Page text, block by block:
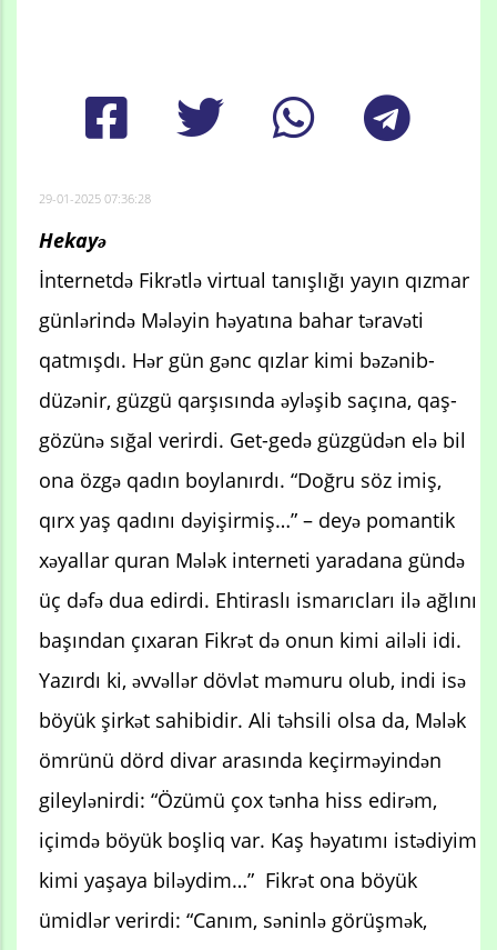
29-01-2025 07:36:28
Hekayə
İnternetdə Fikrətlə virtual tanışlığı yayın qızmar
günlərində Mələyin həyatına bahar təravəti
qatmışdı. Hər gün gənc qızlar kimi bəzənib-
düzənir, güzgü qarşısında əyləşib saçına, qaş-
gözünə sığal verirdi. Get-gedə güzgüdən elə bil
ona özgə qadın boylanırdı. “Doğru söz imiş,
qırx yaş qadını dəyişirmiş…” – deyə pomantik
xəyallar quran Mələk interneti yaradana gündə
üç dəfə dua edirdi. Ehtiraslı ismarıcları ilə ağlını
başından çıxaran Fikrət də onun kimi ailəli idi.
Yazırdı ki, əvvəllər dövlət məmuru olub, indi isə
böyük şirkət sahibidir. Ali təhsili olsa da, Mələk
ömrünü dörd divar arasında keçirməyindən
gileylənirdi: “Özümü çox tənha hiss edirəm,
içimdə böyük boşliq var. Kaş həyatımı istədiyim
kimi yaşaya biləydim…” Fikrət ona böyük
ümidlər verirdi: “Canım, səninlə görüşmək,